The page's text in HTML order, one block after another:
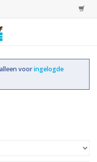
vooringelogde